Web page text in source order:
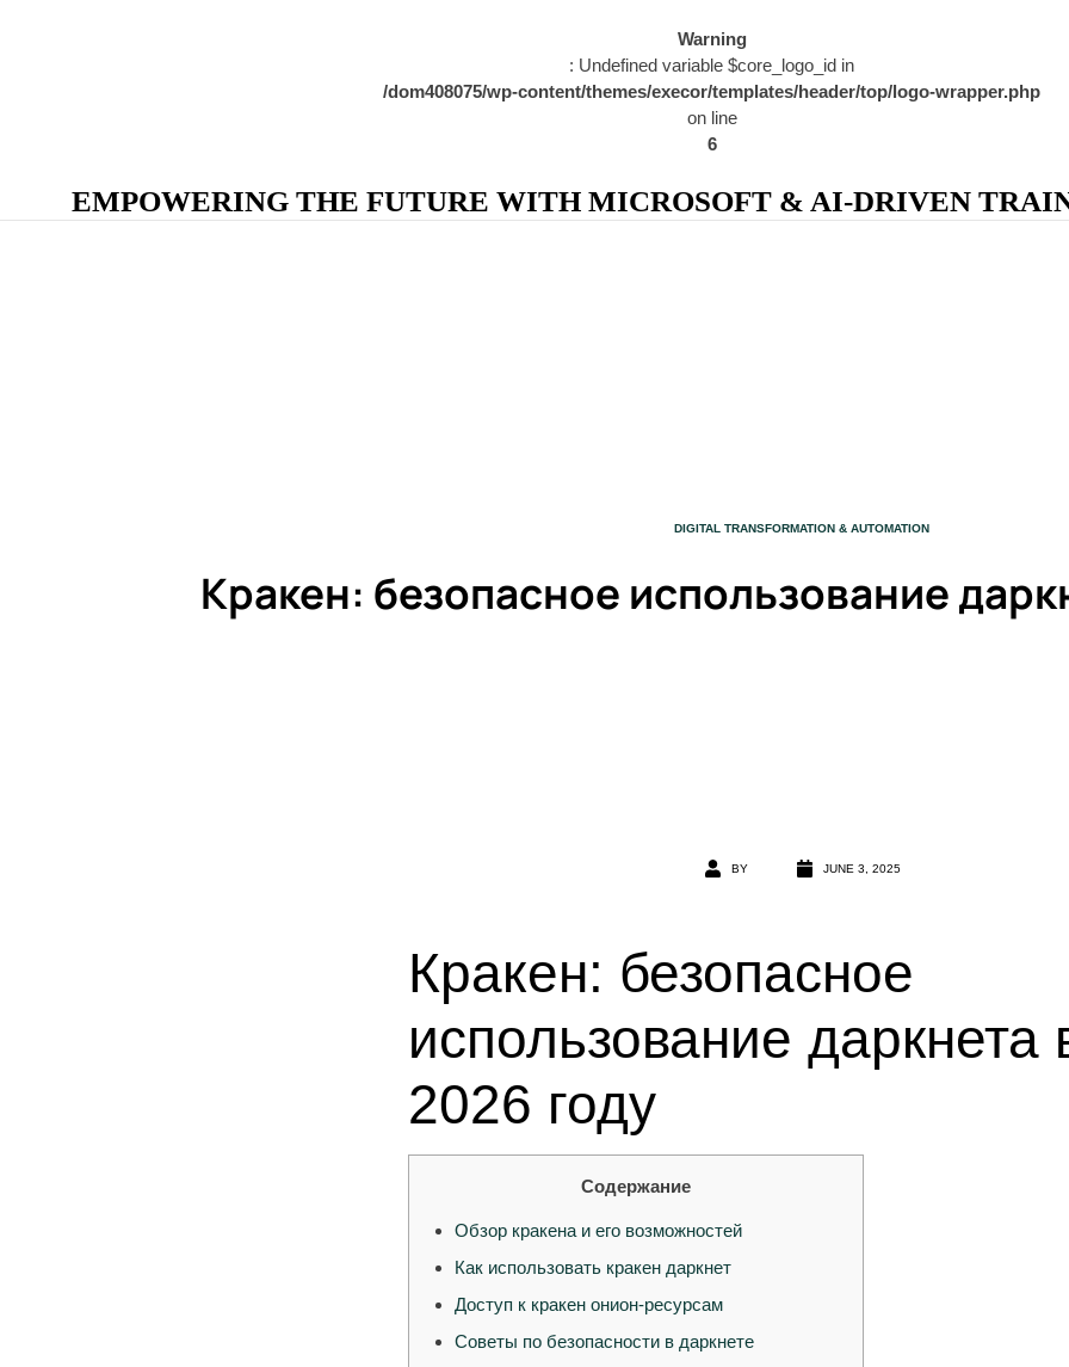
Warning
: Undefined variable $core_logo_id in
/dom408075/wp-content/themes/execor/templates/header/top/logo-wrapper.php
on line
6
EMPOWERING THE FUTURE WITH MICROSOFT & AI-DRIVEN
Кракен: безопасное использование
CATEGORY
DIGITAL TRANSFORMATION & AUTOMATION
BY JUNE 3, 2025
Кракен: безопасное
использование даркнета
2026 году
Содержание
Обзор кракена и его возможностей
Как использовать кракен даркнет
Доступ к кракен онион-ресурсам
Советы по безопасности в даркнете